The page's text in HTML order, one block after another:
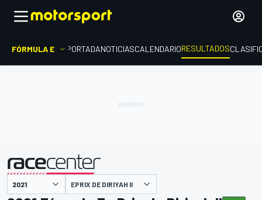
FÓRMULA E PORTADANOTICIASCALENDARIORESULTADOS
presentado por EPRIX DE DIRIYAH II